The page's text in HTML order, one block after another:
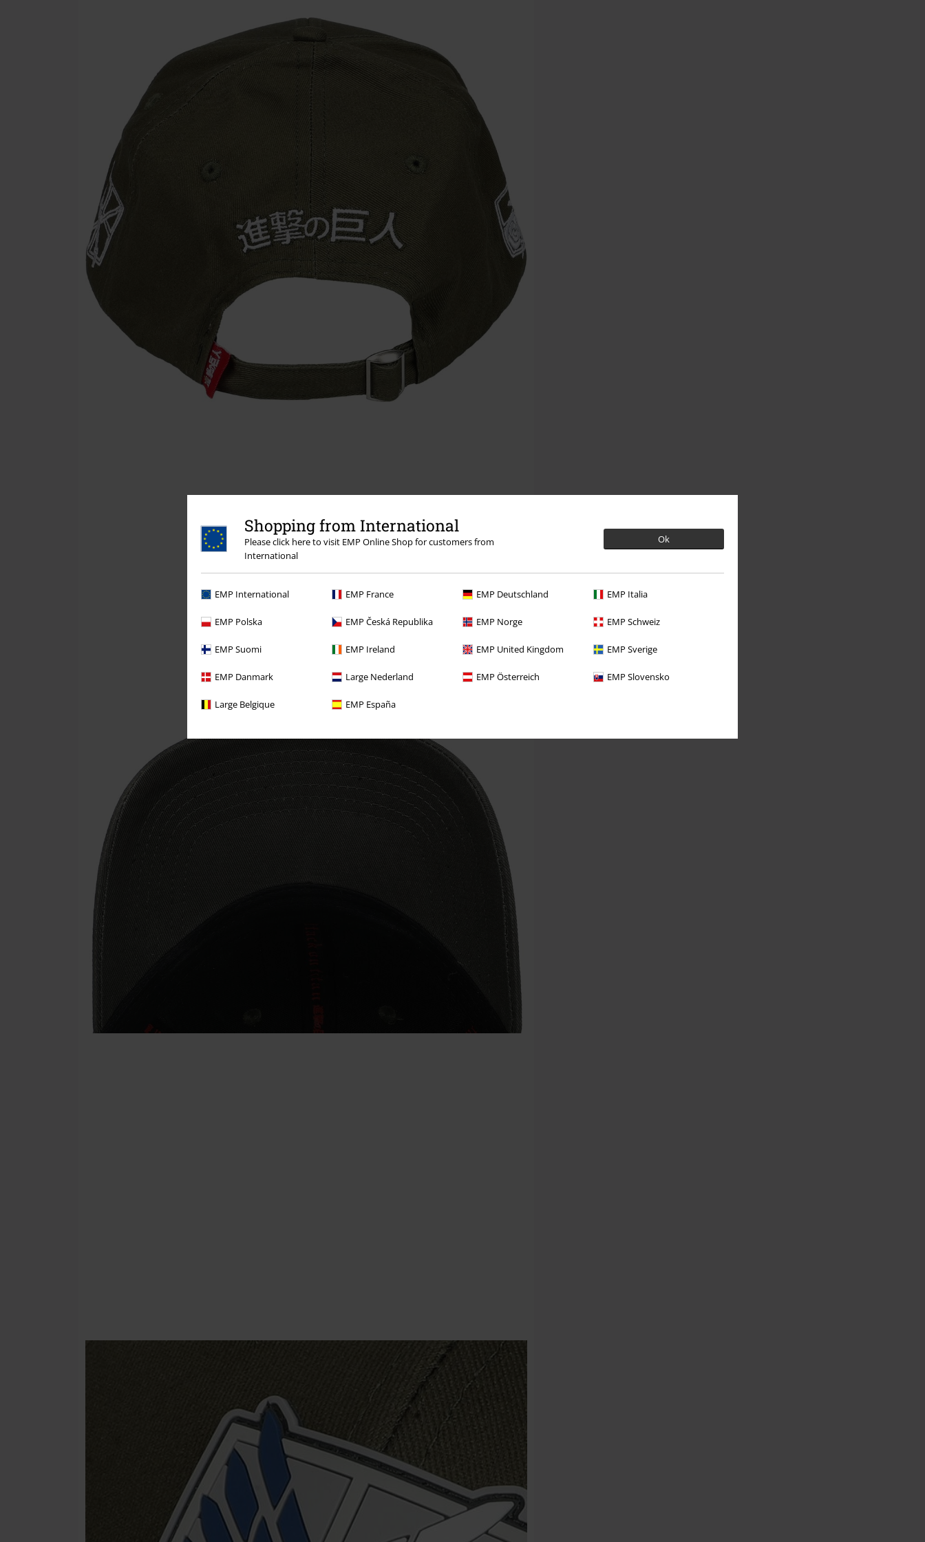
Shopping from International
Please click here to visit EMP Online Shop for customers from
International
Ok
EMP International EMP France EMP Deutschland EMP Italia
EMP Polska EMP Česká Republika EMP Norge EMP Schweiz
EMP Suomi EMP Ireland EMP United Kingdom EMP Sverige
EMP Danmark Large Nederland EMP Österreich EMP Slovensko
Large Belgique EMP España